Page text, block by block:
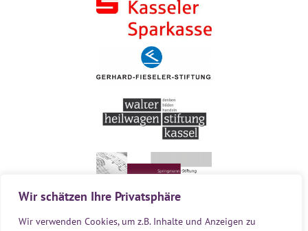
Wir schätzen Ihre Privatsphäre
Wir verwenden Cookies, um z.B. Inhalte und Anzeigen zu